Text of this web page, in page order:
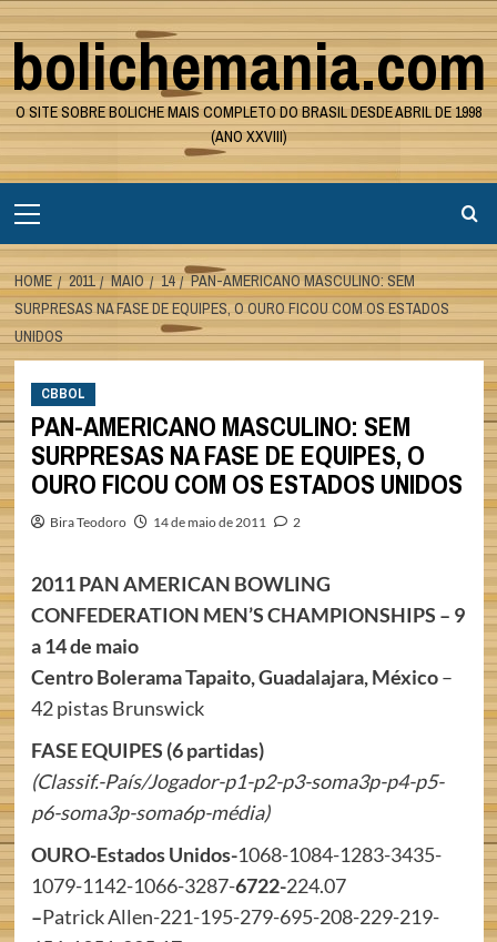
Skip
to
content
bolichemania.com
O SITE SOBRE BOLICHE MAIS COMPLETO DO BRASIL DESDE ABRIL DE 1998
(ANO XXVIII)
Menu
HOME 2011 MAIO 14
PAN-AMERICANO MASCULINO: SEM
SURPRESAS NA FASE DE EQUIPES, O OURO FICOU COM OS ESTADOS
UNIDOS
CBBOL
PAN-AMERICANO MASCULINO: SEM
SURPRESAS NA FASE DE EQUIPES, O
OURO FICOU COM OS ESTADOS UNIDOS
Bira Teodoro 14 de maio de 2011 2
2011 PAN AMERICAN BOWLING
CONFEDERATION MEN’S CHAMPIONSHIPS – 9
a 14 de maio
Centro Bolerama Tapaito, Guadalajara, México–
42 pistas Brunswick
FASE EQUIPES (6 partidas)
(Classif.-País/Jogador-p1-p2-p3-soma3p-p4-p5-
p6-soma3p-soma6p-média)
OURO-Estados Unidos-1068-1084-1283-3435-
1079-1142-1066-3287-6722-224.07
–Patrick Allen-221-195-279-695-208-229-219-